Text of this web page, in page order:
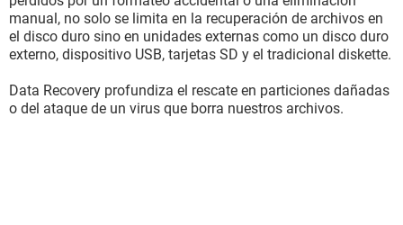
manual, no solo se limita en la recuperación de archivos en
el disco duro sino en unidades externas como un disco duro
externo, dispositivo USB, tarjetas SD y el tradicional diskette.
Data Recovery profundiza el rescate en particiones dañadas
o del ataque de un virus que borra nuestros archivos.